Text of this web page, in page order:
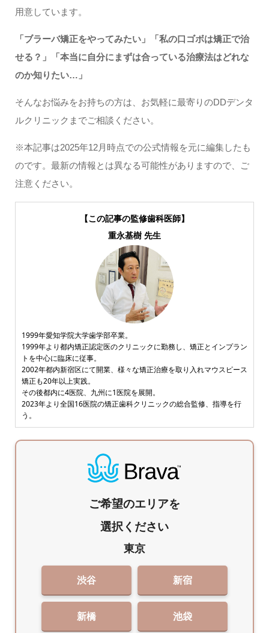
用意しています。
「ブラーバ矯正をやってみたい」「私の口ゴボは矯正で治
せる？」「本当に自分にまずは合っている治療法はどれな
のか知りたい…」
そんなお悩みをお持ちの方は、お気軽に最寄りのDDデンタ
ルクリニックまでご相談ください。
※本記事は2025年12月時点での公式情報を元に編集したも
のです。最新の情報とは異なる可能性がありますので、ご
注意ください。
【この記事の監修歯科医師】
重永基樹 先生
1999年愛知学院大学歯学部卒業。
1999年より都内矯正認定医のクリニックに勤務し、矯正とインプラン
トを中心に臨床に従事。
2002年都内新宿区にて開業、様々な矯正治療を取り入れマウスピース
矯正も20年以上実践。
その後都内に4医院、九州に1医院を展開。
2023年より全国16医院の矯正歯科クリニックの総合監修、指導を行
う。
ご希望のエリアを
選択ください
東京
渋谷 新宿
新橋 池袋